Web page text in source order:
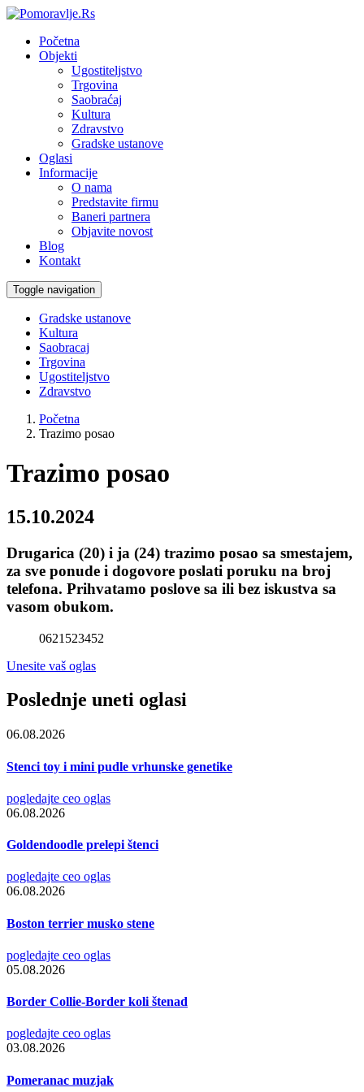
Početna
Objekti
Ugostiteljstvo
Trgovina
Saobraćaj
Kultura
Zdravstvo
Gradske ustanove
Oglasi
Informacije
O nama
Predstavite firmu
Baneri partnera
Objavite novost
Blog
Kontakt
Toggle navigation
Gradske ustanove
Kultura
Saobracaj
Trgovina
Ugostiteljstvo
Zdravstvo
Početna
Trazimo posao
Trazimo posao
15.10.2024
Drugarica (20) i ja (24) trazimo posao sa smestajem,
za sve ponude i dogovore poslati poruku na broj
telefona. Prihvatamo poslove sa ili bez iskustva sa
vasom obukom.
0621523452
Unesite vaš oglas
Poslednje uneti oglasi
06.08.2026
Stenci toy i mini pudle vrhunske genetike
pogledajte ceo oglas
06.08.2026
Goldendoodle prelepi štenci
pogledajte ceo oglas
06.08.2026
Boston terrier musko stene
pogledajte ceo oglas
05.08.2026
Border Collie-Border koli štenad
pogledajte ceo oglas
03.08.2026
Pomeranac muzjak